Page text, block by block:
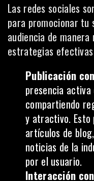
Las redes sociales
para promocionar
audiencia de
estrategias
Publicación
presencia
compartiendo
y atractivo. Esto
artículos de
noticias de la
por el usuario.
Interacción